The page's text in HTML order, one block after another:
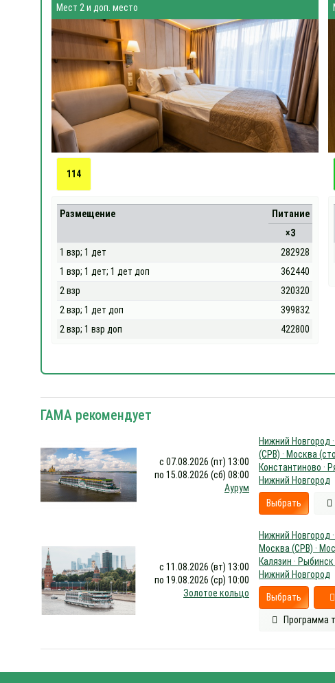
Мест 2 и доп. место
114
Размещение
Питание
×3
1 взр; 1 дет
282928
1 взр; 1 дет; 1 дет доп
362440
2 взр
320320
2 взр; 1 дет доп
399832
2 взр; 1 взр доп
422800
ГАМА рекомендует
с 07.08.2026 (пт) 13:00
по 15.08.2026 (сб) 08:00
Аурум
Нижний Новгород
(СРВ) · Москва
Константиново ·
Нижний Новгород
Выбрать
с 11.08.2026 (вт) 13:00
по 19.08.2026 (ср) 10:00
Золотое кольцо
Нижний Новгород
Москва (СРВ) ·
Калязин ·
Нижний Новгород
Выбрать
Программа